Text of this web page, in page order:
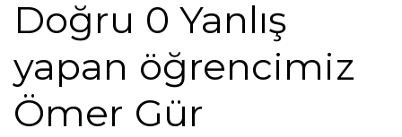
Doğru 0 Yanlış
yapan öğrencimiz
Ömer Gür